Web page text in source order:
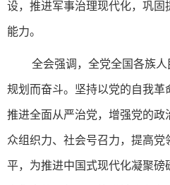
设，推进军事治理现代化，巩
能力。
全会强调，全党全国各族
规划而奋斗。坚持以党的自我
推进全面从严治党，增强党的
众组织力、社会号召力，提高
平，为推进中国式现代化凝聚